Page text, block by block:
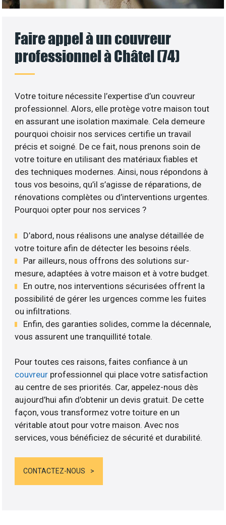
Faire appel à un couvreur
professionnel à Châtel (74)
Votre toiture nécessite l’expertise d’un couvreur
professionnel. Alors, elle protège votre maison tout
en assurant une isolation maximale. Cela demeure
pourquoi choisir nos services certifie un travail
précis et soigné. De ce fait, nous prenons soin de
votre toiture en utilisant des matériaux fiables et
des techniques modernes. Ainsi, nous répondons à
tous vos besoins, qu’il s’agisse de réparations, de
rénovations complètes ou d’interventions urgentes.
Pourquoi opter pour nos services ?
D’abord, nous réalisons une analyse détaillée de
votre toiture afin de détecter les besoins réels.
Par ailleurs, nous offrons des solutions sur-
mesure, adaptées à votre maison et à votre budget.
En outre, nos interventions sécurisées offrent la
possibilité de gérer les urgences comme les fuites
ou infiltrations.
Enfin, des garanties solides, comme la décennale,
vous assurent une tranquillité totale.
Pour toutes ces raisons, faites confiance à un
couvreur professionnel qui place votre satisfaction
au centre de ses priorités. Car, appelez-nous dès
aujourd’hui afin d’obtenir un devis gratuit. De cette
façon, vous transformez votre toiture en un
véritable atout pour votre maison. Avec nos
services, vous bénéficiez de sécurité et durabilité.
CONTACTEZ-NOUS